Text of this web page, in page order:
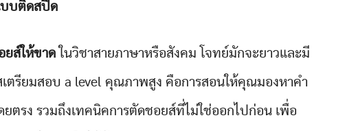
บบติดสปีด
ยส์ให้ขาด ในวิชาสายภาษาหรือสังคม โจทย์มักจะยาวและมี
เตรียมสอบ a level คุณภาพสูง คือการสอนให้คุณมองหาคำ
ตรง รวมถึงเทคนิคการตัดชอยส์ที่ไม่ใช่ออกไปก่อน เพื่อ